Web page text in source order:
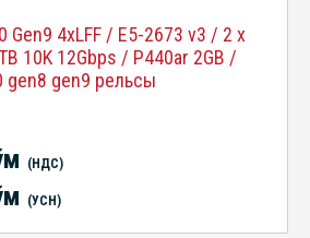
Gen9 4xLFF / E5-2673 v3 / 2 x
10K 12Gbps / P440ar 2GB /
gen9 рельсы
(НДС)
(УСН)